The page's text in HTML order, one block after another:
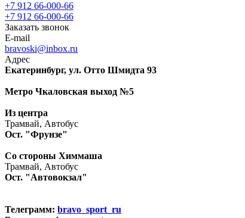
+7 912 66-000-66
+7 912 66-000-66
Заказать звонок
E-mail
bravoski@inbox.ru
Адрес
Екатеринбург, ул. Отто Шмидта 93
Метро Чкаловская выход №5
Из центра
Трамвай, Автобус
Ост. "Фрунзе"
Со стороны Химмаша
Трамвай, Автобус
Ост. "Автовокзал"
Телеграмм: bravo_sport_ru